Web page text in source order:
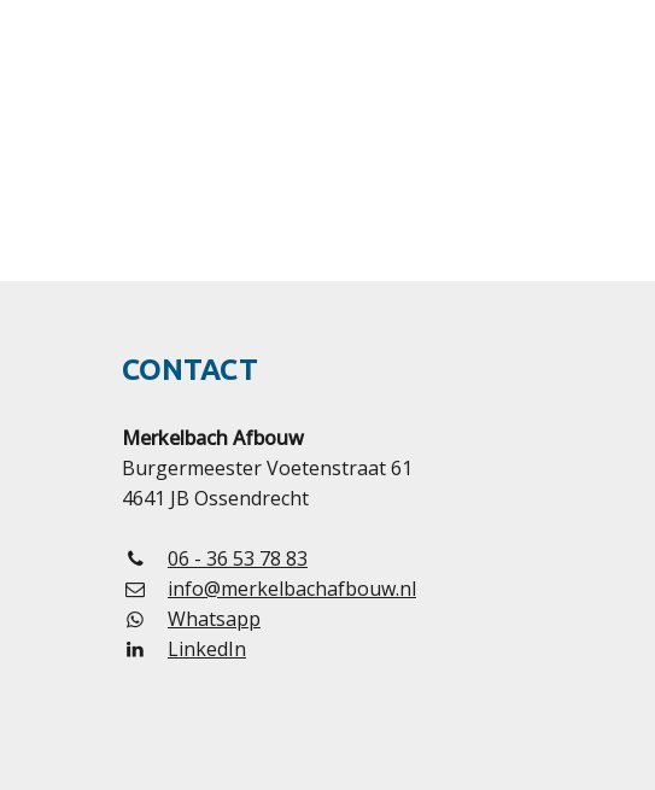
CONTACT
Merkelbach Afbouw
Burgermeester Voetenstraat 61
4641 JB Ossendrecht
06 - 36 53 78 83
info@merkelbachafbouw.nl
Whatsapp
LinkedIn